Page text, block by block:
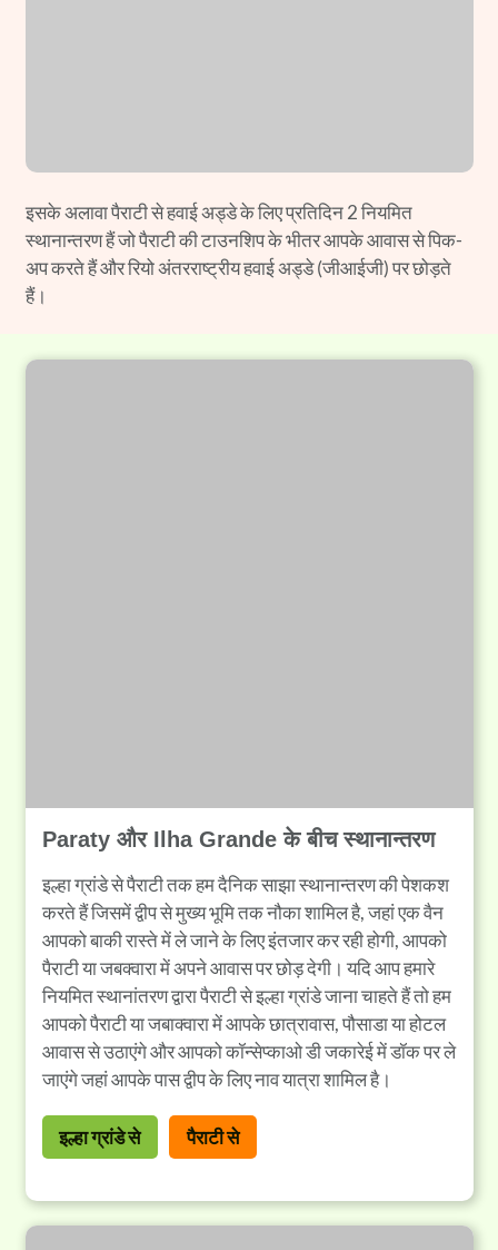
इसके अलावा पैराटी से हवाई अड्डे के लिए प्रतिदिन 2 नियमित
स्थानान्तरण हैं जो पैराटी की टाउनशिप के भीतर आपके आवास से पिक-
अप करते हैं और रियो अंतरराष्ट्रीय हवाई अड्डे (जीआईजी) पर छोड़ते
हैं।
Paraty और Ilha Grande के बीच स्थानान्तरण
इल्हा ग्रांडे से पैराटी तक हम दैनिक साझा स्थानान्तरण की पेशकश
करते हैं जिसमें द्वीप से मुख्य भूमि तक नौका शामिल है, जहां एक वैन
आपको बाकी रास्ते में ले जाने के लिए इंतजार कर रही होगी, आपको
पैराटी या जबक्वारा में अपने आवास पर छोड़ देगी। यदि आप हमारे
नियमित स्थानांतरण द्वारा पैराटी से इल्हा ग्रांडे जाना चाहते हैं तो हम
आपको पैराटी या जबाक्वारा में आपके छात्रावास, पौसाडा या होटल
आवास से उठाएंगे और आपको कॉन्सेप्काओ डी जकारेई में डॉक पर ले
जाएंगे जहां आपके पास द्वीप के लिए नाव यात्रा शामिल है।
इल्हा ग्रांडे से पैराटी से